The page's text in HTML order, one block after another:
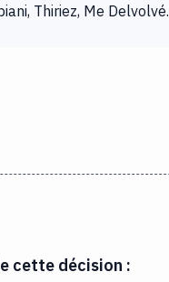
Thiriez, Me Delvolvé.
cette décision :